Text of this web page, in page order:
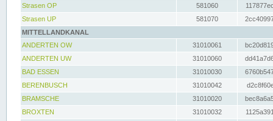
Strasen OP
581060
Strasen UP
581070
MITTELLANDKANAL
ANDERTEN OW
31010061
ANDERTEN UW
31010060
BAD ESSEN
31010030
BERENBUSCH
31010042
BRAMSCHE
31010020
BROXTEN
31010032